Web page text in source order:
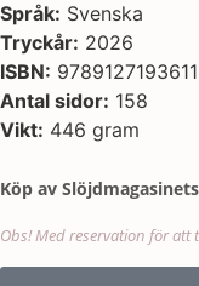
Språk: Svenska
Tryckår: 2026
ISBN: 9789127193611
Antal sidor: 158
Vikt: 446 gram
Köp av
Obs! Med reservation för